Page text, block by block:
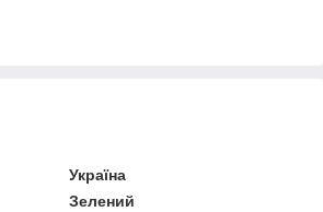
Україна
Зелений